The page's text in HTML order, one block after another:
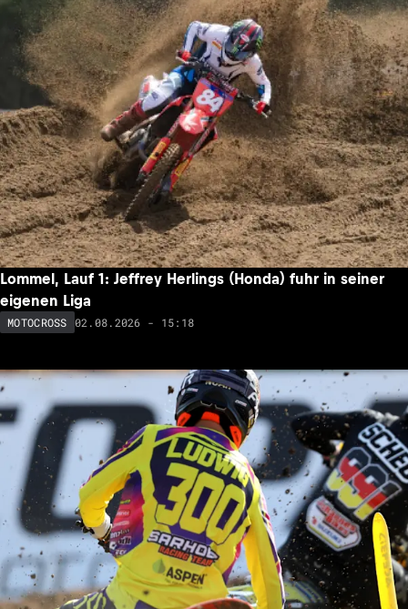
Lommel, Lauf 1: Jeffrey Herlings (Honda) fuhr in seiner
eigenen Liga
MOTOCROSS 02.08.2026 - 15:18